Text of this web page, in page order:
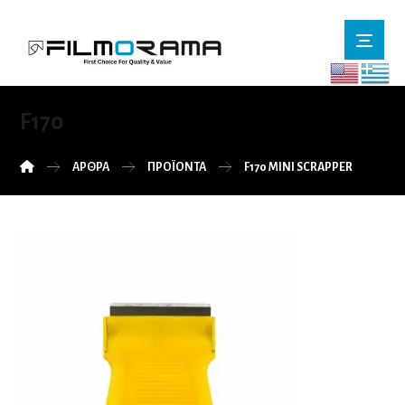
F170
ΆΡΘΡΑ ΠΡΟΪΌΝΤΑ F170 MINI SCRAPPER